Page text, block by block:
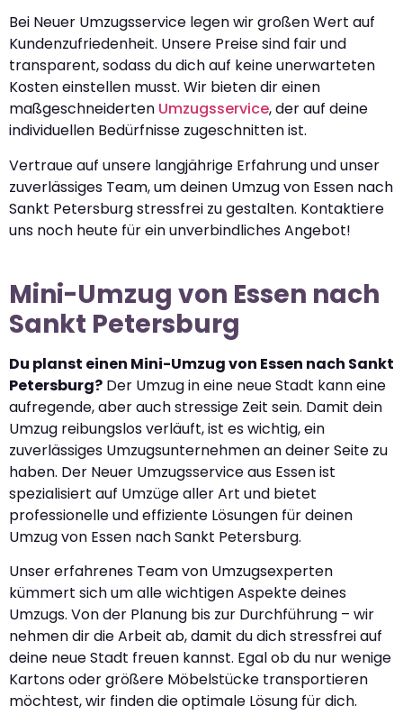
Bei Neuer Umzugsservice legen wir großen Wert auf
Kundenzufriedenheit. Unsere Preise sind fair und
transparent, sodass du dich auf keine unerwarteten
Kosten einstellen musst. Wir bieten dir einen
maßgeschneiderten Umzugsservice, der auf deine
individuellen Bedürfnisse zugeschnitten ist.
Vertraue auf unsere langjährige Erfahrung und unser
zuverlässiges Team, um deinen Umzug von Essen nach
Sankt Petersburg stressfrei zu gestalten. Kontaktiere
uns noch heute für ein unverbindliches Angebot!
Mini-Umzug von Essen nach
Sankt Petersburg
Du planst einen Mini-Umzug von Essen nach Sankt
Petersburg? Der Umzug in eine neue Stadt kann eine
aufregende, aber auch stressige Zeit sein. Damit dein
Umzug reibungslos verläuft, ist es wichtig, ein
zuverlässiges Umzugsunternehmen an deiner Seite zu
haben. Der Neuer Umzugsservice aus Essen ist
spezialisiert auf Umzüge aller Art und bietet
professionelle und effiziente Lösungen für deinen
Umzug von Essen nach Sankt Petersburg.
Unser erfahrenes Team von Umzugsexperten
kümmert sich um alle wichtigen Aspekte deines
Umzugs. Von der Planung bis zur Durchführung – wir
nehmen dir die Arbeit ab, damit du dich stressfrei auf
deine neue Stadt freuen kannst. Egal ob du nur wenige
Kartons oder größere Möbelstücke transportieren
möchtest, wir finden die optimale Lösung für dich.